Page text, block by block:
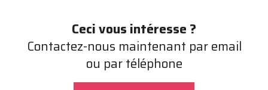
Ceci vous intéresse ?
Contactez-nous maintenant par email
ou par téléphone